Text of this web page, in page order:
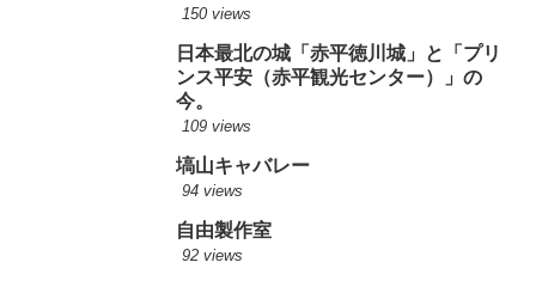
150 views
日本最北の城「赤平徳川城」と「プリ
ンス平安（赤平観光センター）」の
今。
109 views
塙山キャバレー
94 views
自由製作室
92 views